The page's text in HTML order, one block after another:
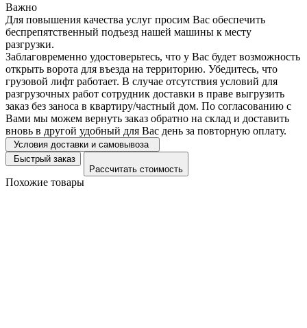
Важно
Для повышения качества услуг просим Вас обеспечить
беспрепятственный подъезд нашей машины к месту
разгрузки.
Заблаговременно удостоверьтесь, что у Вас будет возможность
открыть ворота для въезда на территорию. Убедитесь, что
грузовой лифт работает. В случае отсутствия условий для
разгрузочных работ сотрудник доставки в праве выгрузить
заказ без заноса в квартиру/частный дом. По согласованию с
Вами мы можем вернуть заказ обратно на склад и доставить
вновь в другой удобный для Вас день за повторную оплату.
Условия доставки и самовывоза
Быстрый заказ
Рассчитать стоимость
Похожие товары